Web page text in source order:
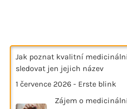
Jak poznat kvalitní
sledovat jen jejich název
1 července 2026 - Erste blink
Zájem o